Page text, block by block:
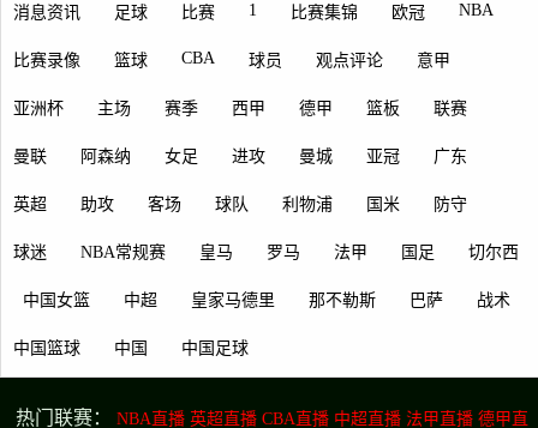
消息资讯 足球 比赛 1 比赛集锦 欧冠 NBA
比赛录像 篮球 CBA 球员 观点评论 意甲
亚洲杯 主场 赛季 西甲 德甲 篮板 联赛
曼联 阿森纳 女足 进攻 曼城 亚冠 广东
英超 助攻 客场 球队 利物浦 国米 防守
球迷 NBA常规赛 皇马 罗马 法甲 国足 切尔西
中国女篮 中超 皇家马德里 那不勒斯 巴萨 战术
中国篮球 中国 中国足球
热门联赛： NBA直播 英超直播 CBA直播 中超直播 法甲直播 德甲直